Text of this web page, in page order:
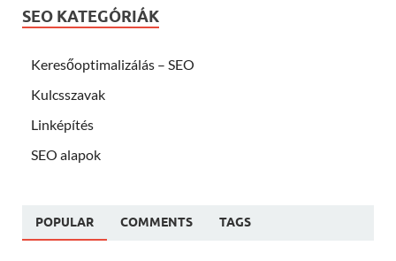
SEO KATEGÓRIÁK
Keresőoptimalizálás – SEO
Kulcsszavak
Linképítés
SEO alapok
POPULAR COMMENTS TAGS